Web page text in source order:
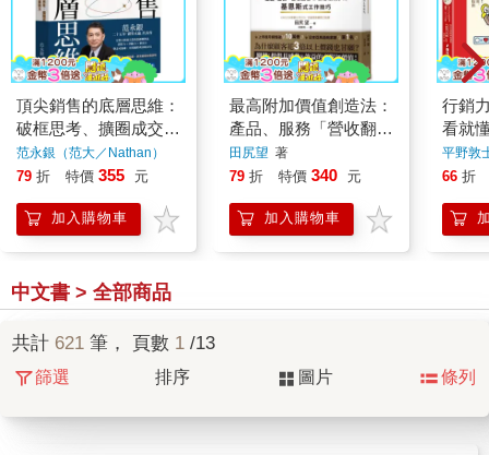
頂尖銷售的底層思維：
破框思考、擴圈成交的
超級業務力
范永銀（范大／Nathan）
著
79 折 特價 355 元
加入購物車
最高附加價值創造法：
產品、服務「營收翻倍
&顧客感謝」的基恩斯
式工作技巧
田尻望 著
79 折 特價 340 元
加入購物車
行銷
看就
解！
的經
平野敦
66 折
中文書 > 全部商品
共計 621 筆， 頁數 1 /13
篩選 排序 圖片 條列